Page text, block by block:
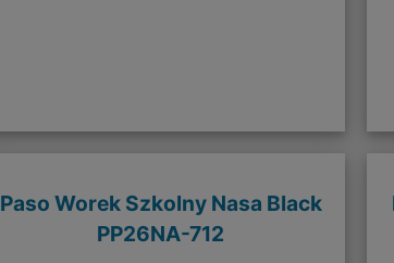
Paso Worek Szkolny Nasa Black
PP26NA-712